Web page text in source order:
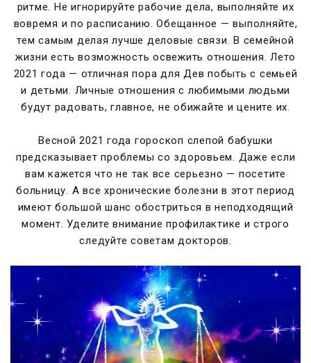
ритме. Не игнорируйте рабочие дела, выполняйте их
вовремя и по расписанию. Обещанное — выполняйте,
тем самым делая лучше деловые связи. В семейной
жизни есть возможность освежить отношения. Лето
2021 года — отличная пора для Дев побыть с семьей
и детьми. Личные отношения с любимыми людьми
будут радовать, главное, не обижайте и цените их.
Весной 2021 года гороскоп слепой бабушки
предсказывает проблемы со здоровьем. Даже если
вам кажется что не так все серьезно — посетите
больницу. А все хронические болезни в этот период
имеют большой шанс обостриться в неподходящий
момент. Уделите внимание профилактике и строго
следуйте советам докторов.